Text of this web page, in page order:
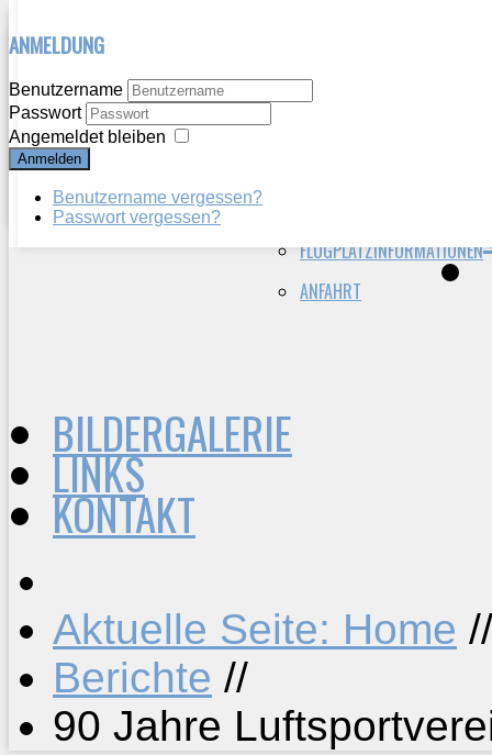
ANMELDUNG
Benutzername
Passwort
Angemeldet bleiben
Anmelden
Benutzername vergessen?
Passwort vergessen?
WIR ÜBER UNS
HERZLICH WILLKOMMEN
VEREINSGESCHICHTE
VEREIN HEUTE
AKTUELLES
BERICHTE
FLUGPLATZINFORMATIONEN
ANFAHRT
BILDERGALERIE
LINKS
KONTAKT
Aktuelle Seite: Home //
Berichte //
90 Jahre